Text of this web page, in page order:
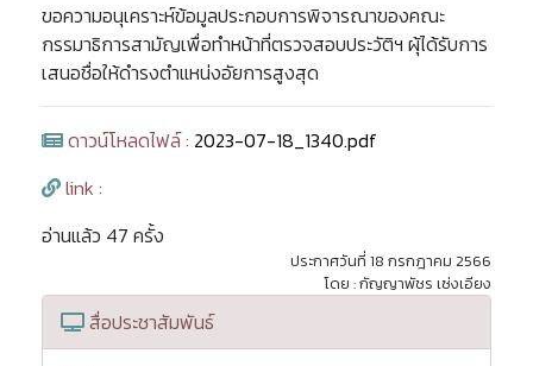
ขอความอนุเคราะห์ข้อมูลประกอบการพิจารณาของคณะ
กรรมาธิการสามัญเพื่อทำหน้าที่ตรวจสอบประวัติฯ ผุ้ได้รับการ
เสนอชื่อให้ดำรงตำแหน่งอัยการสูงสุด
ดาวน์โหลดไฟล์ : 2023-07-18_1340.pdf
link :
อ่านแล้ว 47 ครั้ง
ประกาศวันที่ 18 กรกฎาคม 2566
โดย : กัญญาพัชร เซ่งเอียง
สื่อประชาสัมพันธ์